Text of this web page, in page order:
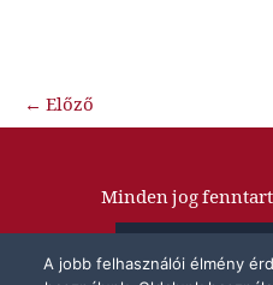
← Előző
Minden jog
A jobb felhasználói élmény